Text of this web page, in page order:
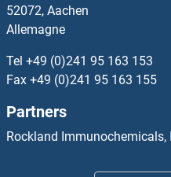
52072, Aachen
Allemagne
Tel +49 (0)241 95 163 153
Fax +49 (0)241 95 163 155
Partners
Rockland Immunochemicals,